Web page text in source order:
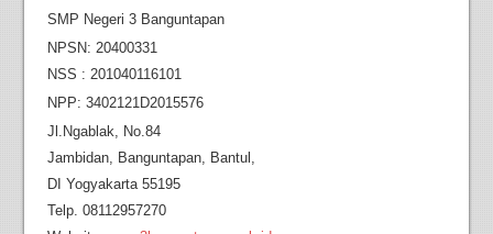
SMP Negeri 3 Banguntapan
NPSN: 20400331
NSS : 201040116101
NPP: 3402121D2015576
Jl.Ngablak, No.84
Jambidan,
Banguntapan, Bantul,
DI Yogyakarta 55195
Telp. 08112957270